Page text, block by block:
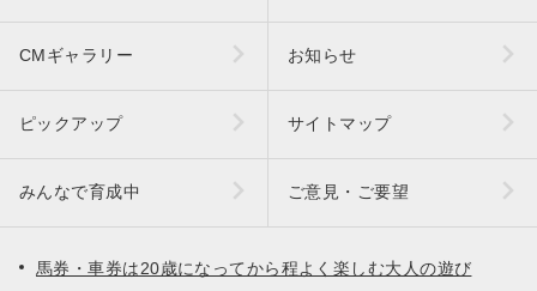
CMギャラリー お知らせ
ピックアップ サイトマップ
みんなで育成中 ご意見・ご要望
馬券・車券は20歳になってから程よく楽しむ大人の遊び